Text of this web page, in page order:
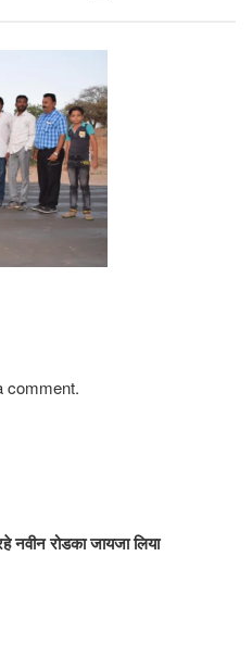
comment.
नवीन रोडका जायजा लिया